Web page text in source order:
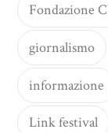
Fondazione
giornalismo
informazione
Link festival